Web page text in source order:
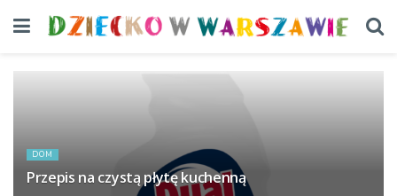
DOM
Przepis na czystą płytę kuchenną